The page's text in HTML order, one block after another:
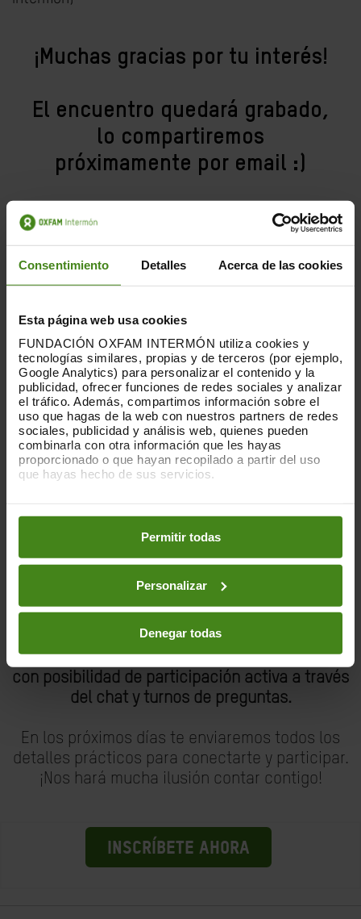
Consentimiento Detalles Acerca de las cookies
Esta página web usa cookies
FUNDACIÓN OXFAM INTERMÓN utiliza cookies y
tecnologías similares, propias y de terceros (por ejemplo,
Google Analytics) para personalizar el contenido y la
publicidad, ofrecer funciones de redes sociales y analizar
el tráfico. Además, compartimos información sobre el
uso que hagas de la web con nuestros partners de redes
sociales, publicidad y análisis web, quienes pueden
combinarla con otra información que les hayas
proporcionado o que hayan recopilado a partir del uso
que hayas hecho de sus servicios.
preferencias accediendo a nuestraPolítica de Cookieso
en los botones facilitados a continuación:
Permitir todas
Personalizar
Denegar todas
¡Muchas gracias por tu interés!
El encuentro quedará grabado,
lo compartiremos
próximamente por email :)
Este encuentro es una invitación a estar
cerca, también online. Aconversar y compartir
sin prisas, aunque sea a través de una
pantalla. Porque cada voz suma, estés donde
estés.
Queremos contarte cómo trabajamos en el día
historias y los retos que han marcado 2025 y
hablar de lo que viene. Porque tu apoyo hace
posible nuestro trabajo. Y este encuentro
virtual es una forma de rendir cuentas, de
avanzando con criterio y compromiso.
El encuentro se realizará en formato webinar,
con posibilidad de participación activa a través
del chat y turnos de preguntas.
En los próximos días te enviaremos todos los
detalles prácticos para conectarte y participar.
¡Nos hará mucha ilusión contar contigo!
INSCRÍBETE AHORA